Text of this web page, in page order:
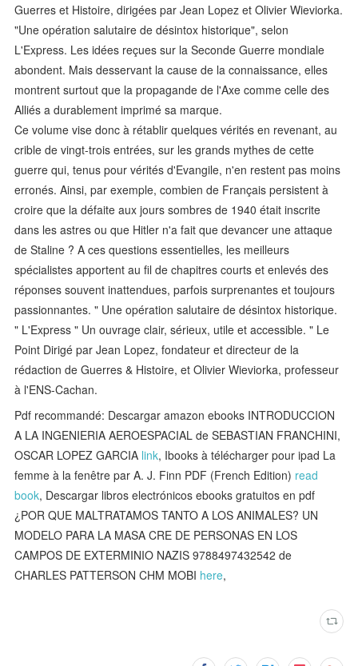
Guerres et Histoire, dirigées par Jean Lopez et Olivier Wieviorka.
"Une opération salutaire de désintox historique", selon
L'Express. Les idées reçues sur la Seconde Guerre mondiale
abondent. Mais desservant la cause de la connaissance, elles
montrent surtout que la propagande de l'Axe comme celle des
Alliés a durablement imprimé sa marque.
Ce volume vise donc à rétablir quelques vérités en revenant, au
crible de vingt-trois entrées, sur les grands mythes de cette
guerre qui, tenus pour vérités d'Evangile, n'en restent pas moins
erronés. Ainsi, par exemple, combien de Français persistent à
croire que la défaite aux jours sombres de 1940 était inscrite
dans les astres ou que Hitler n'a fait que devancer une attaque
de Staline ? A ces questions essentielles, les meilleurs
spécialistes apportent au fil de chapitres courts et enlevés des
réponses souvent inattendues, parfois surprenantes et toujours
passionnantes. " Une opération salutaire de désintox historique.
" L'Express " Un ouvrage clair, sérieux, utile et accessible. " Le
Point Dirigé par Jean Lopez, fondateur et directeur de la
rédaction de Guerres & Histoire, et Olivier Wieviorka, professeur
à l'ENS-Cachan.
Pdf recommandé: Descargar amazon ebooks INTRODUCCION
A LA INGENIERIA AEROESPACIAL de SEBASTIAN FRANCHINI,
OSCAR LOPEZ GARCIA link, Ibooks à télécharger pour ipad La
femme à la fenêtre par A. J. Finn PDF (French Edition) read
book, Descargar libros electrónicos ebooks gratuitos en pdf
¿POR QUE MALTRATAMOS TANTO A LOS ANIMALES? UN
MODELO PARA LA MASA CRE DE PERSONAS EN LOS
CAMPOS DE EXTERMINIO NAZIS 9788497432542 de
CHARLES PATTERSON CHM MOBI here,